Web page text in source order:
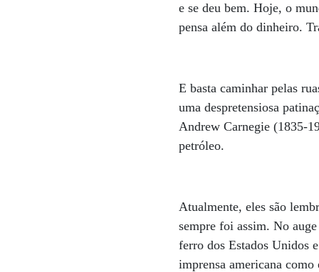
e se deu bem. Hoje, o
pensa além do dinheiro.
E basta caminhar pelas
uma despretensiosa
Andrew Carnegie (1835-
petróleo.
Atualmente, eles são
sempre foi assim. No
ferro dos Estados Unidos
imprensa americana como